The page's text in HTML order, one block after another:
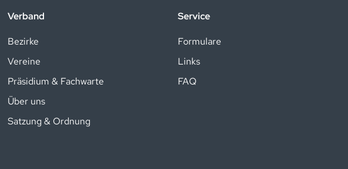
Verband
Bezirke
Vereine
Präsidium & Fachwarte
Über uns
Satzung & Ordnung
Service
Formulare
Links
FAQ